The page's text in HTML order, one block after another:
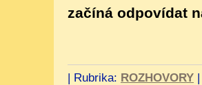
začíná odpovídat
| Rubrika: ROZHOVORY